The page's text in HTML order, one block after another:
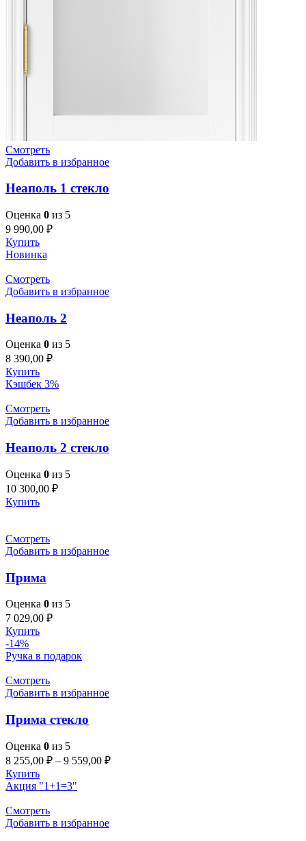
Смотреть
Добавить в избранное
Неаполь 1 стекло
Оценка 0 из 5
9 990,00 ₽
Купить
Новинка
Смотреть
Добавить в избранное
Неаполь 2
Оценка 0 из 5
8 390,00 ₽
Купить
Кэшбек 3%
Смотреть
Добавить в избранное
Неаполь 2 стекло
Оценка 0 из 5
10 300,00 ₽
Купить
Смотреть
Добавить в избранное
Прима
Оценка 0 из 5
7 029,00 ₽
Купить
-14%
Ручка в подарок
Смотреть
Добавить в избранное
Прима стекло
Оценка 0 из 5
8 255,00 ₽ – 9 559,00 ₽
Купить
Акция "1+1=3"
Смотреть
Добавить в избранное